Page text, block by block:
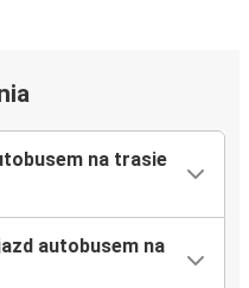
na trasie
autobusem na